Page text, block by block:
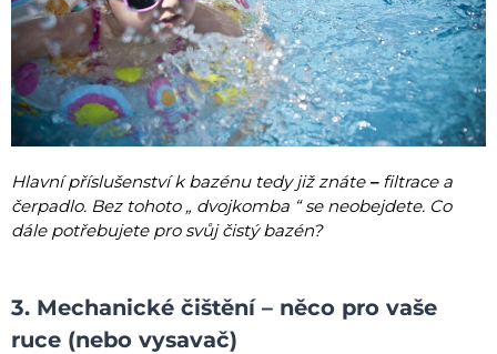
Hlavní příslušenství k bazénu tedy již znáte – filtrace a
čerpadlo. Bez tohoto „ dvojkomba “ se neobejdete. Co
dále potřebujete pro svůj čistý bazén?
3. Mechanické čištění – něco pro vaše
ruce (nebo vysavač)